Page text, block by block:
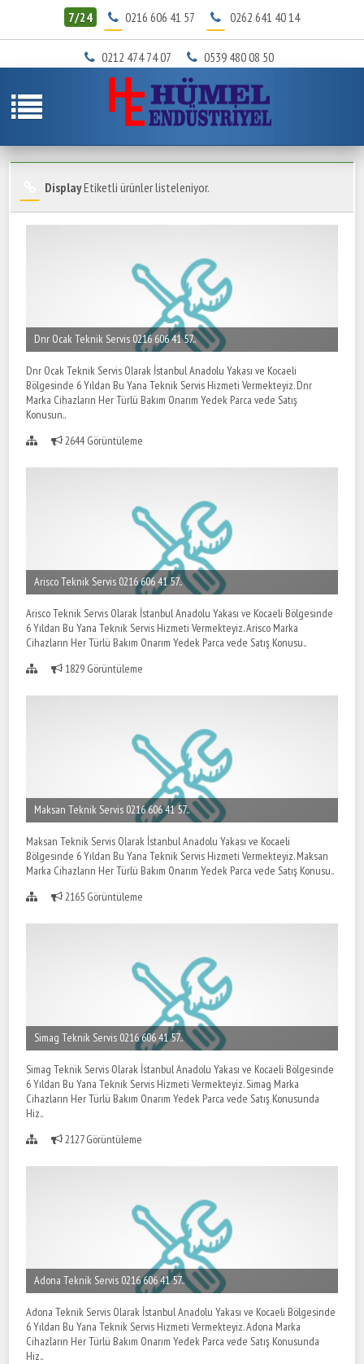
7/24 0216 606 41 57 0262 641 40 14
0212 474 74 07 0539 480 08 50
DisplayEtiketli ürünler listeleniyor.
Dnr Ocak Teknik Servis 0216 606 41 57..
Dnr Ocak Teknik Servis Olarak İstanbul Anadolu Yakası ve Kocaeli
Bölgesinde 6 Yıldan Bu Yana Teknik Servis Hizmeti Vermekteyiz. Dnr
Marka Cihazların Her Türlü Bakım Onarım Yedek Parca vede Satış
Konusun..
2644 Görüntüleme
Arisco Teknik Servis 0216 606 41 57..
Arisco Teknik Servis Olarak İstanbul Anadolu Yakası ve Kocaeli Bölgesinde
6 Yıldan Bu Yana Teknik Servis Hizmeti Vermekteyiz. Arisco Marka
Cihazların Her Türlü Bakım Onarım Yedek Parca vede Satış Konusu..
1829 Görüntüleme
Maksan Teknik Servis 0216 606 41 57..
Maksan Teknik Servis Olarak İstanbul Anadolu Yakası ve Kocaeli
Bölgesinde 6 Yıldan Bu Yana Teknik Servis Hizmeti Vermekteyiz. Maksan
Marka Cihazların Her Türlü Bakım Onarım Yedek Parca vede Satış Konusu..
2165 Görüntüleme
Simag Teknik Servis 0216 606 41 57..
Simag Teknik Servis Olarak İstanbul Anadolu Yakası ve Kocaeli Bölgesinde
6 Yıldan Bu Yana Teknik Servis Hizmeti Vermekteyiz. Simag Marka
Cihazların Her Türlü Bakım Onarım Yedek Parca vede Satış Konusunda
Hiz..
2127 Görüntüleme
Adona Teknik Servis 0216 606 41 57..
Adona Teknik Servis Olarak İstanbul Anadolu Yakası ve Kocaeli Bölgesinde
6 Yıldan Bu Yana Teknik Servis Hizmeti Vermekteyiz. Adona Marka
Cihazların Her Türlü Bakım Onarım Yedek Parca vede Satış Konusunda
Hiz..